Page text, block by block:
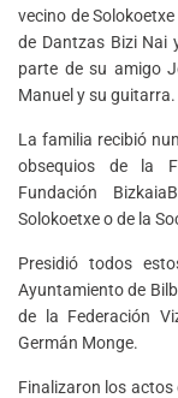
vecino de
de Dantzas Bizi Nai
parte de su amigo
Manuel y su guitarra.
La familia recibió
obsequios de la
Fundación
Solokoetxe o de la
Presidió todos
Ayuntamiento de
de la Federación
Germán Monge.
Finalizaron los actos